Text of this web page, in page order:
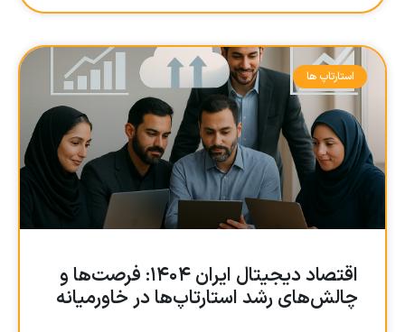
استارتاپ ها
اقتصاد دیجیتال ایران ۱۴۰۴: فرصت‌ها و
چالش‌های رشد استارتاپ‌ها در خاورمیانه